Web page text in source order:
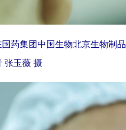
国药集团中国生物北京生物制
张玉薇 摄